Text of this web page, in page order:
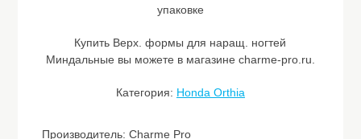
упаковке
Купить Верх. формы для наращ. ногтей
Миндальные вы можете в магазине charme-pro.ru.
Категория: Honda Orthia
Производитель: Charme Pro